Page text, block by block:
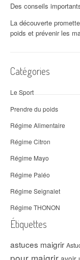
Des conseils
La découverte
poids et prévenir les
Catégories
Le Sport
Prendre du poids
Régime Alimentaire
Régime Citron
Régime Mayo
Régime Paléo
Régime Seignalet
Régime THONON
Étiquettes
astuces maigrir